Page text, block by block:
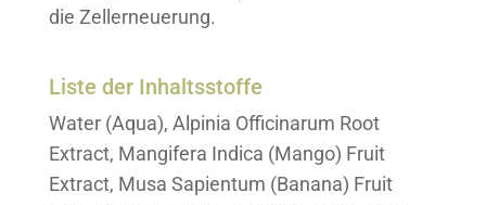
die Zellerneuerung.
Liste der Inhaltsstoffe
Water (Aqua), Alpinia Officinarum Root
Extract, Mangifera Indica (Mango) Fruit
Extract, Musa Sapientum (Banana) Fruit